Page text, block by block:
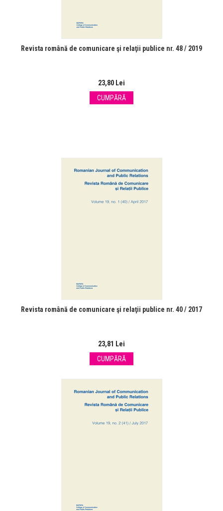
Revista română de comunicare şi relaţii publice nr. 48 / 2019
23,80 Lei
CUMPĂRĂ
Revista română de comunicare şi relaţii publice nr. 40 / 2017
23,81 Lei
CUMPĂRĂ